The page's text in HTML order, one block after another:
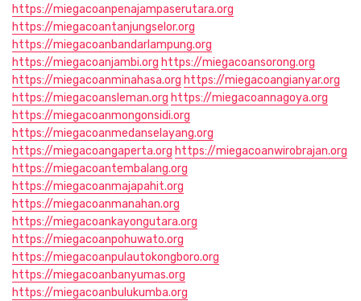
https://miegacoanpenajampaserutara.org
https://miegacoantanjungselor.org
https://miegacoanbandarlampung.org
https://miegacoanjambi.org https://miegacoansorong.org
https://miegacoanminahasa.org https://miegacoangianyar.org
https://miegacoansleman.org https://miegacoannagoya.org
https://miegacoanmongonsidi.org
https://miegacoanmedanselayang.org
https://miegacoangaperta.org https://miegacoanwirobrajan.org
https://miegacoantembalang.org
https://miegacoanmajapahit.org
https://miegacoanmanahan.org
https://miegacoankayongutara.org
https://miegacoanpohuwato.org
https://miegacoanpulautokongboro.org
https://miegacoanbanyumas.org
https://miegacoanbulukumba.org